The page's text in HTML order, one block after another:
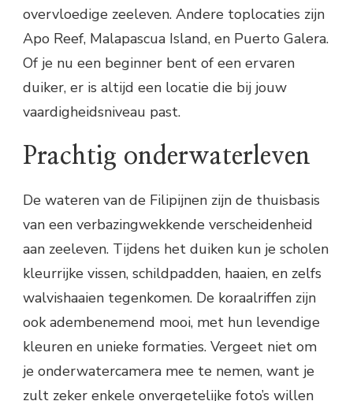
overvloedige zeeleven. Andere toplocaties zijn
Apo Reef, Malapascua Island, en Puerto Galera.
Of je nu een beginner bent of een ervaren
duiker, er is altijd een locatie die bij jouw
vaardigheidsniveau past.
Prachtig onderwaterleven
De wateren van de Filipijnen zijn de thuisbasis
van een verbazingwekkende verscheidenheid
aan zeeleven. Tijdens het duiken kun je scholen
kleurrijke vissen, schildpadden, haaien, en zelfs
walvishaaien tegenkomen. De koraalriffen zijn
ook adembenemend mooi, met hun levendige
kleuren en unieke formaties. Vergeet niet om
je onderwatercamera mee te nemen, want je
zult zeker enkele onvergetelijke foto’s willen